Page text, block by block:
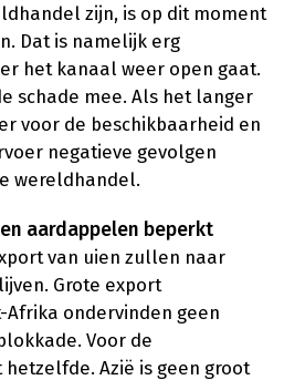
zijn, is op dit moment
Dat is namelijk erg
het kanaal weer open gaat.
schade mee. Als het langer
voor de beschikbaarheid en
negatieve gevolgen
wereldhandel.
aardappelen beperkt
van uien zullen naar
Grote export
Afrika ondervinden geen
Voor de
Azië is geen groot